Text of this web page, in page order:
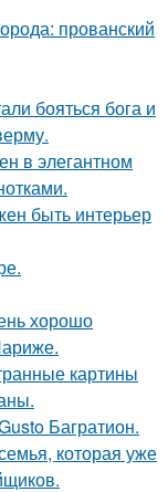
прованский
бояться бога и
в элегантном
быть интерьер
хорошо
картины
Багратион.
которая уже